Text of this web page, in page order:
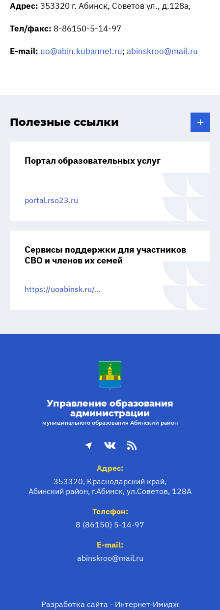
Адрес: 353320 г. Абинск, Советов ул., д.128а,
Тел/факс: 8-86150-5-14-97
E-mail: uo@abin.kubannet.ru; abinskroo@mail.ru
Полезные ссылки
Портал образовательных услуг
portal.rso23.ru
Сервисы поддержки для участников
СВО и членов их семей
https://uoabinsk.ru/...
Управление образования
администрации
муниципального образования Абинский район
Адрес:
353320, Краснодарский край,
Абинский район, г.Абинск, ул.Советов, 128А
Телефон:
8 (86150) 5-14-97
E-mail:
abinskroo@mail.ru
Разработка сайта - Интернет-Имидж